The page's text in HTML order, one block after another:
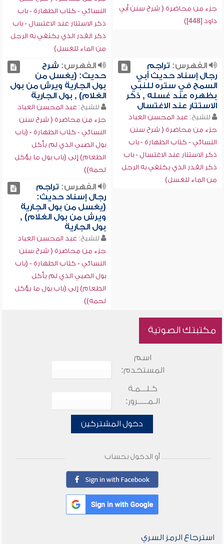
جزء من محاضرة ( شرح سنن أبي
داود [448])
النسائي - كتاب الطهارة - باب
ذكر الاستتار عند الاغتسال - باب
ذكر القدر الذي يكتفي به الرجل
من الماء للغسل)
الفهرس: تراجم
رجال إسناد حديث أبي
السمح في ستره للنبي
بظهره عند غسله , ذكر
الاستتار عند الاغتسال
للشيخ: عبد المحسن العباد
جزء من محاضرة ( شرح سنن
النسائي - كتاب الطهارة - باب
ذكر الاستتار عند الاغتسال - باب
ذكر القدر الذي يكتفي به الرجل
من الماء للغسل)
الفهرس: شرح
حديث: (يغسل من
بول الجارية ويرش من بول
الغلام) , بول الجارية
للشيخ: عبد المحسن العباد
جزء من محاضرة ( شرح سنن
النسائي - كتاب الطهارة - (باب
بول الصبي الذي لم يأكل
الطعام) إلى (باب بول ما يؤكل
لحمه))
الفهرس: تراجم
رجال إسناد حديث:
(يغسل من بول الجارية
ويرش من بول الغلام) ,
بول الجارية
للشيخ: عبد المحسن العباد
جزء من محاضرة ( شرح سنن
النسائي - كتاب الطهارة - (باب
بول الصبي الذي لم يأكل
الطعام) إلى (باب بول ما يؤكل
لحمه))
مكتبتك الصوتية
اسم
المستخدم:
كـلـــمـة
الـمـــــرور:
دخول المشتركين
أو الدخول بحساب
استرجاع الرمز السري